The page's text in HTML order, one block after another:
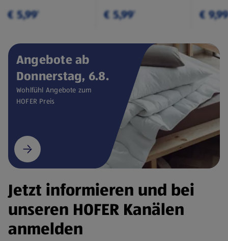
€ 5,99¹ € 5,99¹ €
Angebote ab
Donnerstag, 6.8.
Wohlfühl Angebote zum
HOFER Preis
Jetzt informieren und bei
unseren HOFER Kanälen
anmelden